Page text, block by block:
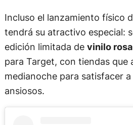
Incluso el lanzamiento físico
tendrá su atractivo especial:
edición limitada de vinilo
para Target, con tiendas que
medianoche para satisfacer
ansiosos.